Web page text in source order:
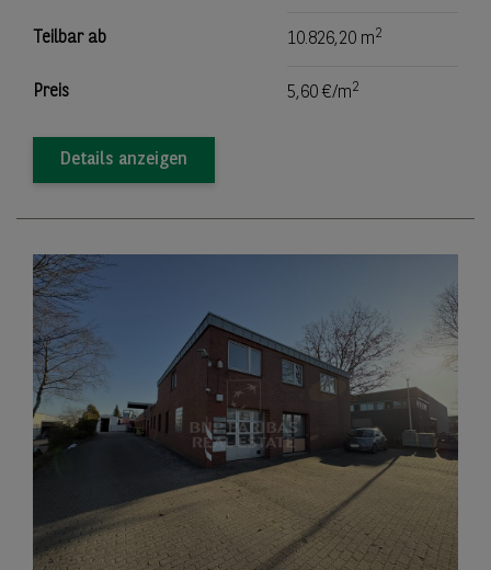
Teilbar ab 10.826,20 m2
Preis 5,60 €/m2
Details anzeigen